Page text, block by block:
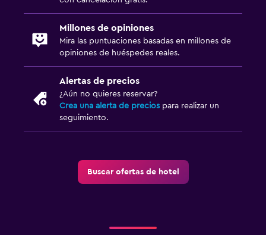
Millones de opiniones
Mira las puntuaciones basadas en millones de
opiniones de huéspedes reales.
Alertas de precios
¿Aún no quieres reservar?
Crea una alerta de precios para realizar un
seguimiento.
Buscar ofertas de hotel